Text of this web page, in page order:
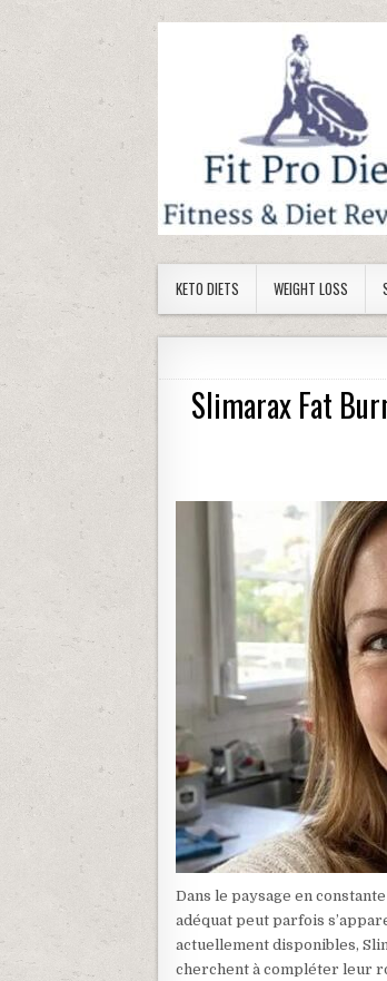
KETO DIETS WEIGHT LOSS
Slimarax Fat
Dans le paysage en
adéquat peut parfois
actuellement disponibles,
cherchent à compléter leur